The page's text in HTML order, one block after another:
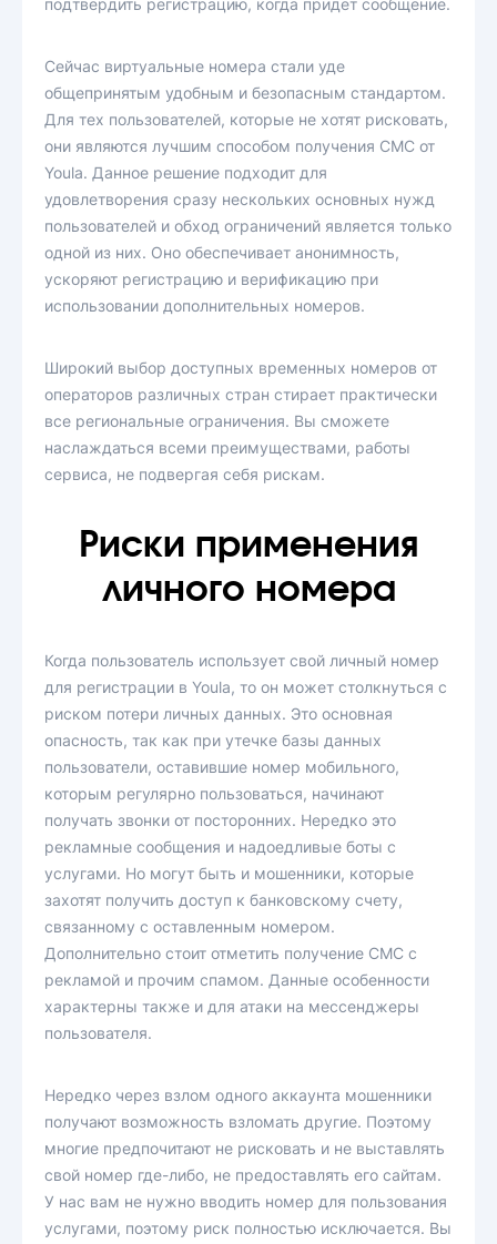
подтвердить регистрацию, когда придет сообщение.
Сейчас виртуальные номера стали уде
общепринятым удобным и безопасным стандартом.
Для тех пользователей, которые не хотят рисковать,
они являются лучшим способом получения СМС от
Youla. Данное решение подходит для
удовлетворения сразу нескольких основных нужд
пользователей и обход ограничений является только
одной из них. Оно обеспечивает анонимность,
ускоряют регистрацию и верификацию при
использовании дополнительных номеров.
Широкий выбор доступных временных номеров от
операторов различных стран стирает практически
все региональные ограничения. Вы сможете
наслаждаться всеми преимуществами, работы
сервиса, не подвергая себя рискам.
Риски применения
личного номера
Когда пользователь использует свой личный номер
для регистрации в Youla, то он может столкнуться с
риском потери личных данных. Это основная
опасность, так как при утечке базы данных
пользователи, оставившие номер мобильного,
которым регулярно пользоваться, начинают
получать звонки от посторонних. Нередко это
рекламные сообщения и надоедливые боты с
услугами. Но могут быть и мошенники, которые
захотят получить доступ к банковскому счету,
связанному с оставленным номером.
Дополнительно стоит отметить получение СМС с
рекламой и прочим спамом. Данные особенности
характерны также и для атаки на мессенджеры
пользователя.
Нередко через взлом одного аккаунта мошенники
получают возможность взломать другие. Поэтому
многие предпочитают не рисковать и не выставлять
свой номер где-либо, не предоставлять его сайтам.
У нас вам не нужно вводить номер для пользования
услугами, поэтому риск полностью исключается. Вы